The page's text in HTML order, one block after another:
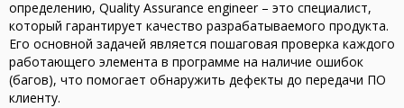
определению, Quality Assurance engineer – это специалист,
который гарантирует качество разрабатываемого продукта.
Его основной задачей является пошаговая проверка каждого
работающего элемента в программе на наличие ошибок
(багов), что помогает обнаружить дефекты до передачи ПО
клиенту.